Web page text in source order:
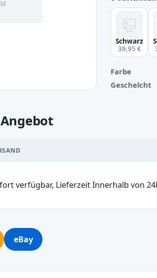
Schwarz
39,95 €
Farbe
Geschelcht
verfügbar, Lieferzeit Innerhalb von
eBay